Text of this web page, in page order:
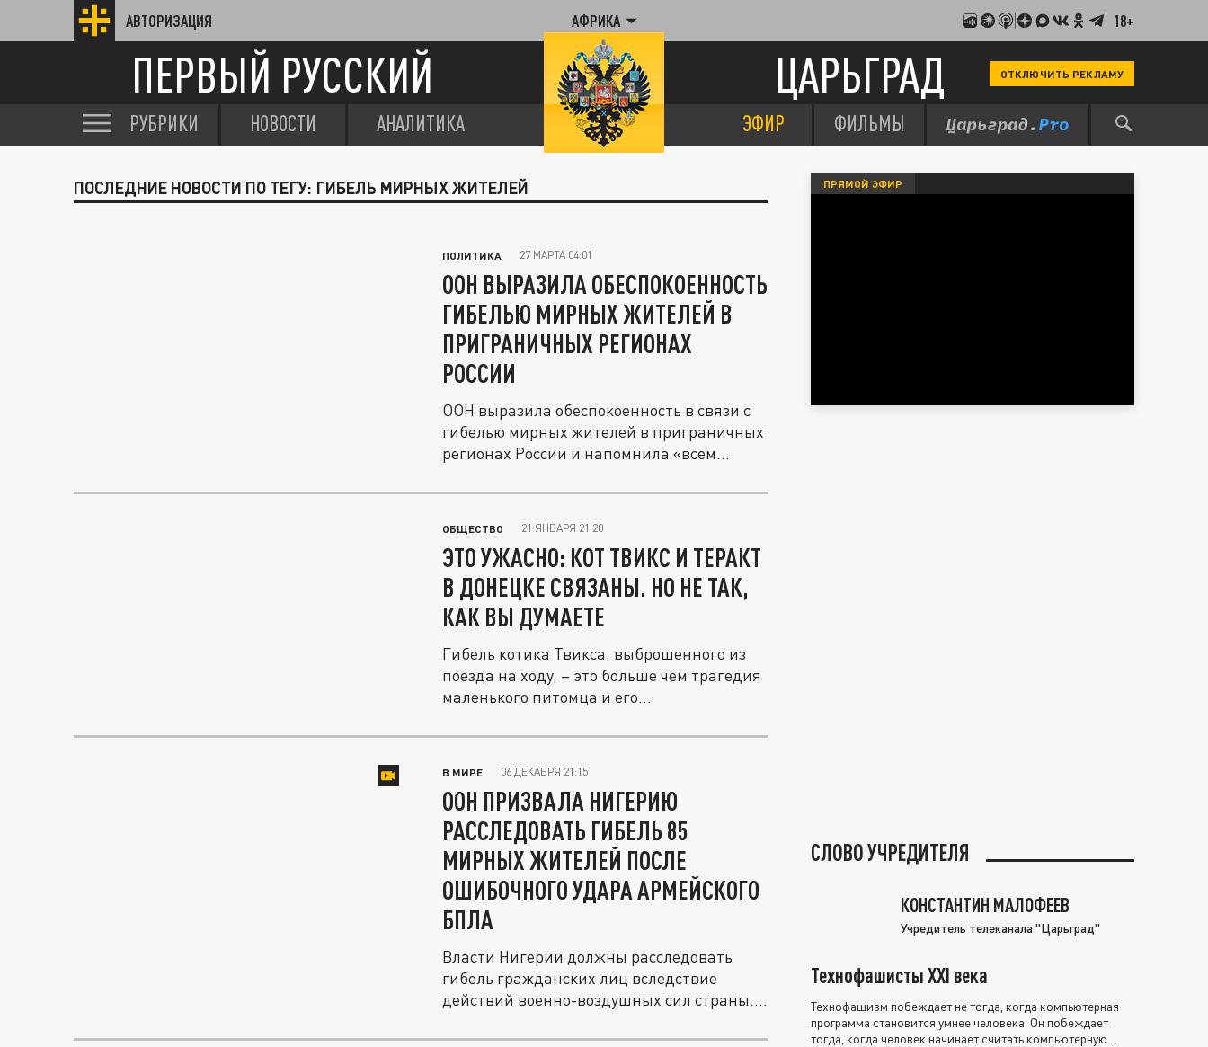
АВТОРИЗАЦИЯ АФРИКА 18+
ПЕРВЫЙ РУССКИЙ ЦАРЬГРАД ОТКЛЮЧИТЬ РЕКЛАМУ
РУБРИКИ НОВОСТИ АНАЛИТИКА ЭФИР ФИЛЬМЫ
ПОСЛЕДНИЕ НОВОСТИ ПО ТЕГУ: ГИБЕЛЬ МИРНЫХ ЖИТЕЛЕЙ
ПОЛИТИКА 27 МАРТА 04:01
ООН ВЫРАЗИЛА ОБЕСПОКОЕННОСТЬ
ГИБЕЛЬЮ МИРНЫХ ЖИТЕЛЕЙ В
ПРИГРАНИЧНЫХ РЕГИОНАХ
РОССИИ
ООН выразила обеспокоенность в связи с
гибелью мирных жителей в приграничных
регионах России и напомнила «всем...
ОБЩЕСТВО 21 ЯНВАРЯ 21:20
ЭТО УЖАСНО: КОТ ТВИКС И ТЕРАКТ
В ДОНЕЦКЕ СВЯЗАНЫ. НО НЕ ТАК,
КАК ВЫ ДУМАЕТЕ
Гибель котика Твикса, выброшенного из
поезда на ходу, – это больше чем трагедия
маленького питомца и его...
В МИРЕ 06 ДЕКАБРЯ 21:15
ООН ПРИЗВАЛА НИГЕРИЮ
РАССЛЕДОВАТЬ ГИБЕЛЬ 85
МИРНЫХ ЖИТЕЛЕЙ ПОСЛЕ
ОШИБОЧНОГО УДАРА АРМЕЙСКОГО
БПЛА
Власти Нигерии должны расследовать
гибель гражданских лиц вследствие
действий военно-воздушных сил страны.
ПРЯМОЙ ЭФИР
СЛОВО УЧРЕДИТЕЛЯ
КОНСТАНТИН МАЛОФЕЕВ
Учредитель телеканала "Царьград"
Технофашисты XXI века
Технофашизм побеждает не тогда, когда компьютерная
программа становится умнее человека. Он побеждает
тогда, когда человек начинает считать компьютерную